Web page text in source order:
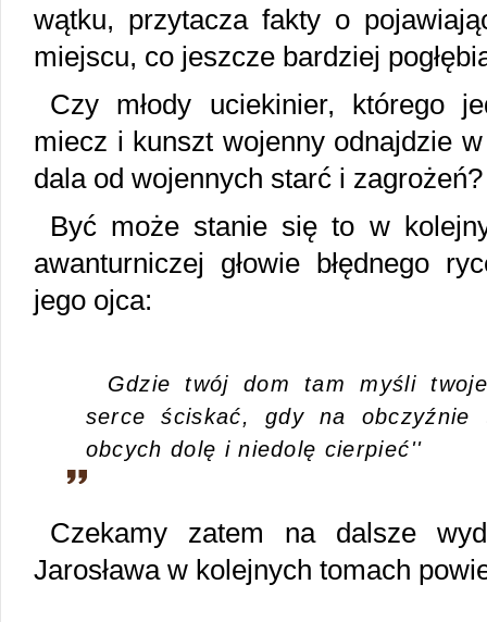
wątku, przytacza fakty o
miejscu, co jeszcze bardziej
Czy młody uciekinier, którego
miecz i kunszt wojenny odnajdzie
dala od wojennych starć i zagrożeń?
Być może stanie się to w
awanturniczej głowie błędnego
jego ojca:
Gdzie twój dom tam myśli
serce ściskać, gdy na obczyźnie
obcych dolę i niedolę cierpieć''
Czekamy zatem na dalsze
Jarosława w kolejnych tomach